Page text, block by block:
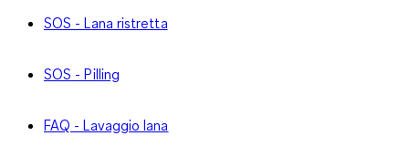
SOS - Lana ristretta
SOS - Pilling
FAQ - Lavaggio lana